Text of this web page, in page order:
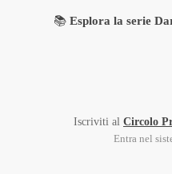
📚 Esplora la serie
Iscriviti al Circolo
Entra nel